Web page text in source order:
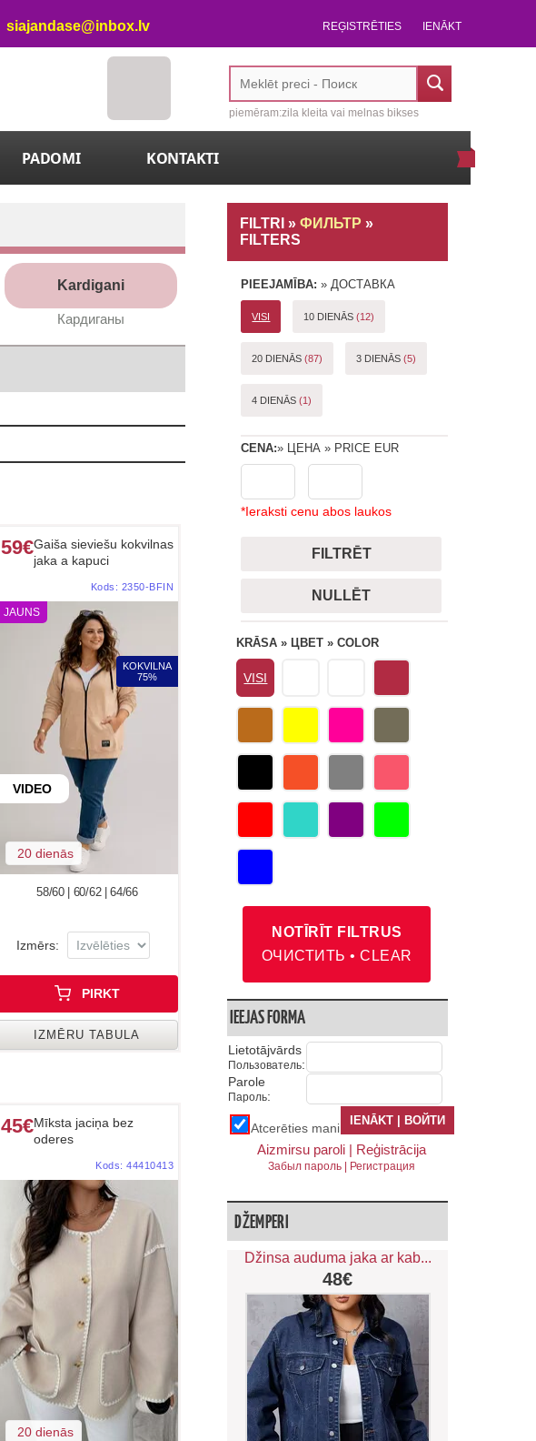
siajandase@inbox.lv REĢISTRĒTIES IENĀKT
piemēram:zila kleita vai melnas bikses
PADOMI KONTAKTI
FILTRI »ФИЛЬТР »
FILTERS
PIEEJAMĪBA:
CENA:
*Ieraksti cenu abos laukos
FILTRĒT
NULLĒT
KRĀSA » ЦВЕТ » COLOR
NOTĪRĪT FILTRUS
ОЧИСТИТЬ • CLEAR
IEEJAS FORMA
Lietotājvārds
Пользователь:
Parole
Пароль:
Atcerēties mani
Aizmirsu paroli |
Reģistrācija
Забыл пароль | Регистрация
DŽEMPERI
Džinsa auduma jaka ar kab...
48€
Kardigani
Кардиганы
59€Gaiša sieviešu kokvilnas
jaka a kapuci
Kods: 2350-BFIN
JAUNS
VIDEO
KOKVILNA
75%
20 dienās
58/60 | 60/62 | 64/66
Izmērs:
PIRKT
IZMĒRU TABULA
45€Mīksta jaciņa bez
oderes
Kods:44410413
20 dienās